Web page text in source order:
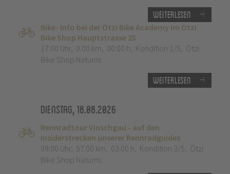
Weiterlesen
Bike- Info bei der Ötzi Bike Academy im Ötzi
Bike Shop Hauptstrasse 25
17:00 Uhr, 0.00 km, 00:00 h, Kondition 1/5, Ötzi
Bike Shop Naturns
Weiterlesen
Dienstag, 18.08.2026
Rennradtour Vinschgau - auf den
Insiderstrecken unserer Rennradguides
09:00 Uhr, 57.00 km, 03:00 h, Kondition 3/5, Ötzi
Bike Shop Naturns